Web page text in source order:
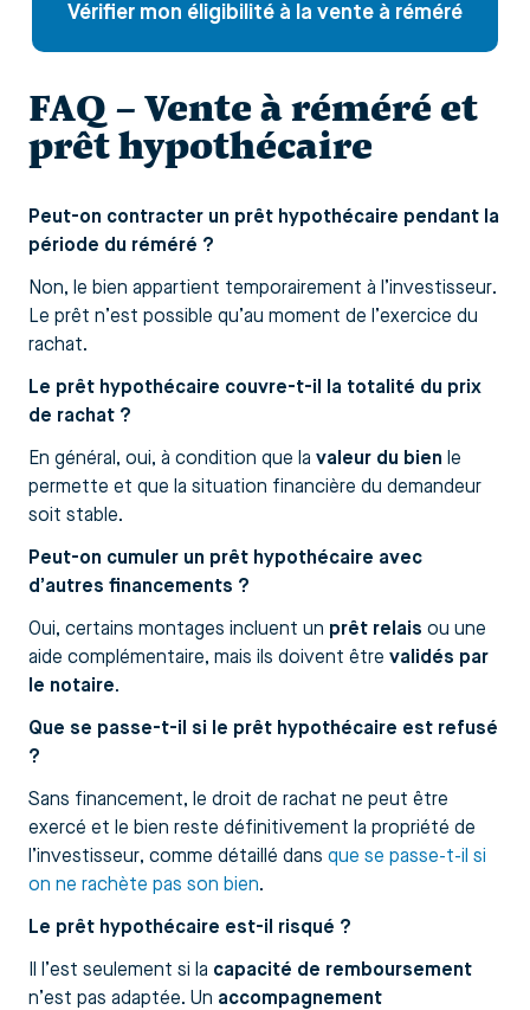
Vérifier mon éligibilité à la vente à réméré
FAQ – Vente à réméré et
prêt hypothécaire
Peut-on contracter un prêt hypothécaire pendant la
période du réméré ?
Non, le bien appartient temporairement à l’investisseur.
Le prêt n’est possible qu’au moment de l’exercice du
rachat.
Le prêt hypothécaire couvre-t-il la totalité du prix
de rachat ?
En général, oui, à condition que la valeur du bien le
permette et que la situation financière du demandeur
soit stable.
Peut-on cumuler un prêt hypothécaire avec
d’autres financements ?
Oui, certains montages incluent un prêt relais ou une
aide complémentaire, mais ils doivent être validés par
le notaire.
Que se passe-t-il si le prêt hypothécaire est refusé
?
Sans financement, le droit de rachat ne peut être
exercé et le bien reste définitivement la propriété de
l’investisseur, comme détaillé dans que se passe-t-il si
on ne rachète pas son bien.
Le prêt hypothécaire est-il risqué ?
Il l’est seulement si la capacité de remboursement
n’est pas adaptée. Un accompagnement